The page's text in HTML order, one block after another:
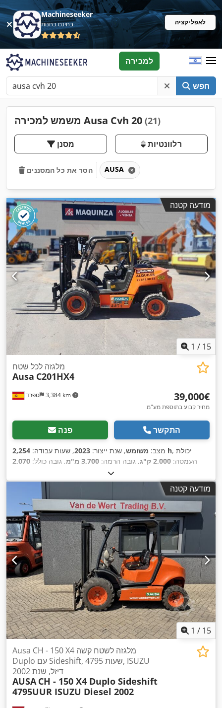
Machineseeker
בחינם בחנות לאפליקציה
חפש
למכירה
משמש למכירה Ausa Cvh 20 (21)
מסנן רלוונטיות
הסר את כל המסננים AUSA
מודעה קטנה
1 / 15
ספרד 3,384 km
מלגזה לכל שטח
Ausa C201HX4
‏39,000 ‏€
מחיר קבוע בתוספת מע"מ
פנה התקשר
מצב: משומש, שנת ייצור: 2023, שעות עבודה: 2,254 h, יכולת
העמסה: 2,000 ק"ג , גובה הרמה: 3,700 מ"מ , גובה כולל: 2,070
, רוחב כולל:
בכל הגלגלים,
מודעה קטנה
1 / 15
Ausa CH - 150 X4 מלגזה לשטח קשה
Duplo עם Sideshift, 4795 שעות, ISUZU
דיזל, שנת 2002
AUSA CH - 150 X4 Duplo Sideshift
4795UUR ISUZU Diesel 2002